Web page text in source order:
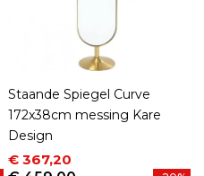
Staande Spiegel Curve
172x38cm messing Kare
Design
Prijs
€ 367,20
Normale prijs